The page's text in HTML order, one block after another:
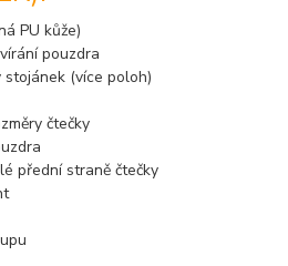
PU kůže)
pouzdra
(více poloh)
čtečky
přední straně čtečky